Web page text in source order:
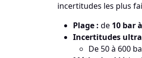
incertitudes les plus
Plage : de 10 bar
Incertitudes
De 50 à 600